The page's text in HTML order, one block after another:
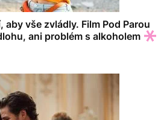
aby vše zvládly. Film Pod Parou
ani problém s alkoholem